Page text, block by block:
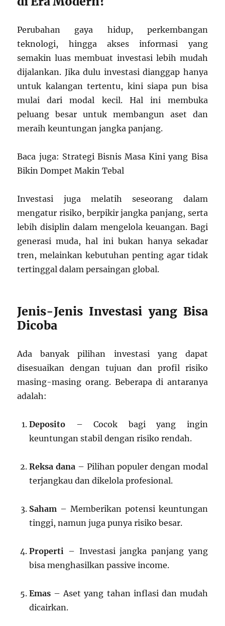
Perubahan gaya hidup, perkembangan
teknologi, hingga akses informasi yang
semakin luas membuat investasi lebih mudah
dijalankan. Jika dulu investasi dianggap hanya
untuk kalangan tertentu, kini siapa pun bisa
mulai dari modal kecil. Hal ini membuka
peluang besar untuk membangun aset dan
meraih keuntungan jangka panjang.
Baca juga: Strategi Bisnis Masa Kini yang Bisa
Bikin Dompet Makin Tebal
Investasi juga melatih seseorang dalam
mengatur risiko, berpikir jangka panjang, serta
lebih disiplin dalam mengelola keuangan. Bagi
generasi muda, hal ini bukan hanya sekadar
tren, melainkan kebutuhan penting agar tidak
tertinggal dalam persaingan global.
Jenis-Jenis Investasi yang Bisa
Dicoba
Ada banyak pilihan investasi yang dapat
disesuaikan dengan tujuan dan profil risiko
masing-masing orang. Beberapa di antaranya
adalah:
Deposito – Cocok bagi yang ingin
keuntungan stabil dengan risiko rendah.
Reksa dana – Pilihan populer dengan modal
terjangkau dan dikelola profesional.
Saham – Memberikan potensi keuntungan
tinggi, namun juga punya risiko besar.
Properti – Investasi jangka panjang yang
bisa menghasilkan passive income.
Emas – Aset yang tahan inflasi dan mudah
dicairkan.